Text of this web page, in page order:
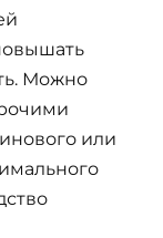
Можно
или